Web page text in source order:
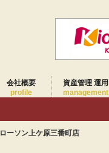
会社概要
profile
資産管理 運用
management
ローソン上ケ原三番町店